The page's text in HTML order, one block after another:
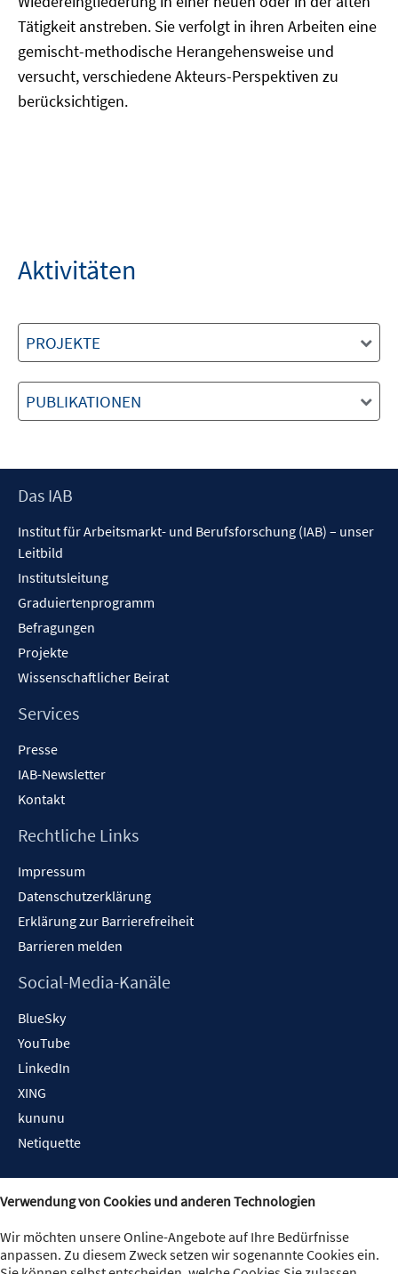
Tätigkeit anstreben. Sie verfolgt in ihren Arbeiten eine
gemischt-methodische Herangehensweise und
versucht, verschiedene Akteurs-Perspektiven zu
berücksichtigen.
Aktivitäten
PROJEKTE
PUBLIKATIONEN
Footer
Das IAB
Institut für Arbeitsmarkt- und Berufsforschung (IAB) – unser
Leitbild
Institutsleitung
Graduiertenprogramm
Befragungen
Projekte
Wissenschaftlicher Beirat
Services
Presse
IAB-Newsletter
Kontakt
Rechtliche Links
Impressum
Datenschutzerklärung
Erklärung zur Barrierefreiheit
Barrieren melden
Social-Media-Kanäle
BlueSky
YouTube
LinkedIn
XING
kununu
Netiquette
Verwendung von Cookies und anderen Technologien
Wir möchten unsere Online-Angebote auf Ihre Bedürfnisse
anpassen. Zu diesem Zweck setzen wir sogenannte Cookies ein.